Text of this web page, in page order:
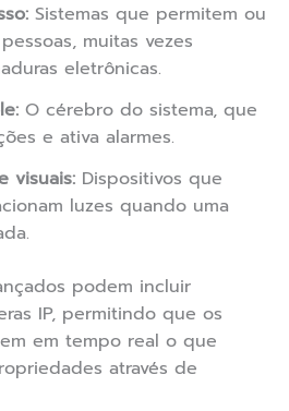
Sistemas que permitem ou
muitas vezes
eletrônicas.
O cérebro do sistema, que
e ativa alarmes.
visuais: Dispositivos que
luzes quando uma
podem incluir
IP, permitindo que os
em tempo real o que
através de